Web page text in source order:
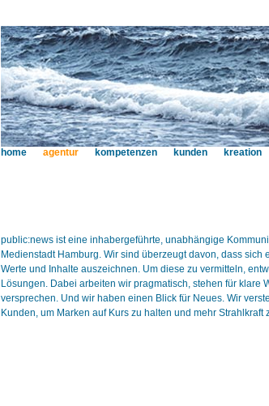
home agentur kompetenzen kunden kreation
public:news ist eine inhabergeführte, unabhängige
Medienstadt Hamburg. Wir sind überzeugt davon, dass sich
Werte und Inhalte auszeichnen. Um diese zu vermitteln,
Lösungen. Dabei arbeiten wir pragmatisch, stehen für klare
versprechen. Und wir haben einen Blick für Neues. Wir
Kunden, um Marken auf Kurs zu halten und mehr Strahlkraft